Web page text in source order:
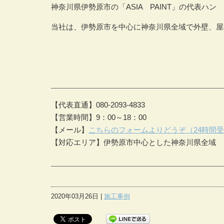
神奈川県伊勢原市の「ASIA PAINT 」の代表ハン
当社は、伊勢原市を中心に神奈川県全域で外壁、
【代表直通】080-2093-4833
【営業時間】9：00～18：00
【メール】
こちらのフォームよりどうぞ（24時間
【対応エリア】伊勢原市中心とした神奈川県全域
2020年03月26日 | 施工事例